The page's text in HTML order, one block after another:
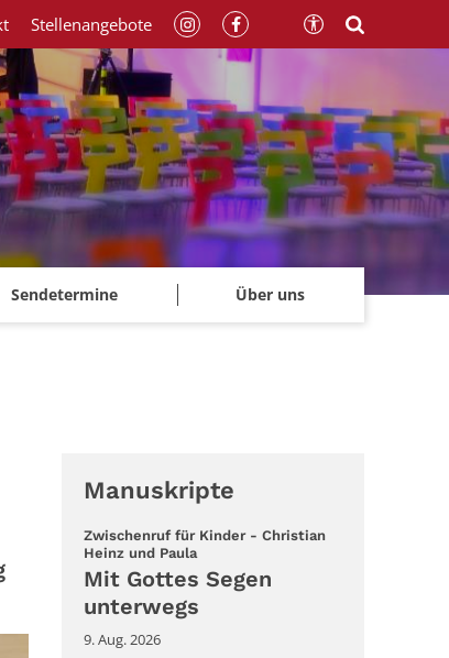
Sendetermine Über uns
Stellenangebote
Manuskripte
Zwischenruf für Kinder - Christian
Heinz und Paula:
Mit Gottes Segen
unterwegs
9. Aug. 2026